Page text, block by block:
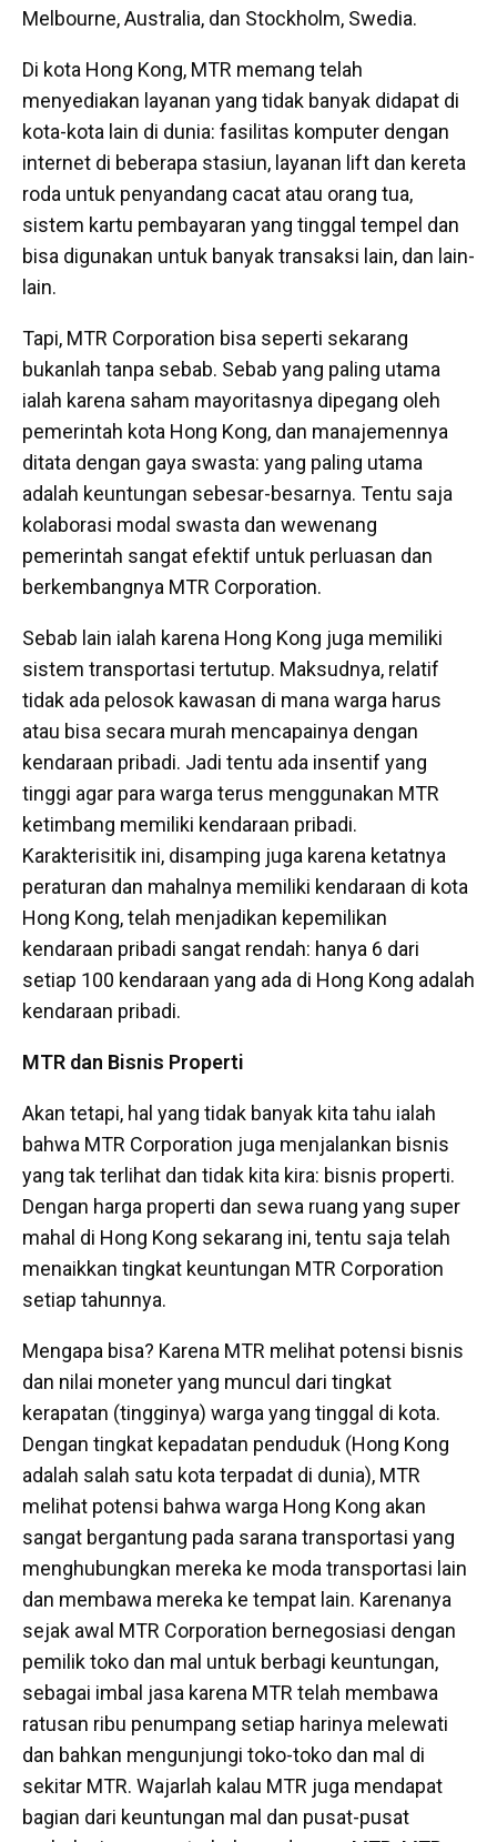
Melbourne, Australia, dan Stockholm, Swedia.
Di kota Hong Kong, MTR memang telah
menyediakan layanan yang tidak banyak didapat di
kota-kota lain di dunia: fasilitas komputer dengan
internet di beberapa stasiun, layanan lift dan kereta
roda untuk penyandang cacat atau orang tua,
sistem kartu pembayaran yang tinggal tempel dan
bisa digunakan untuk banyak transaksi lain, dan lain-
lain.
Tapi, MTR Corporation bisa seperti sekarang
bukanlah tanpa sebab. Sebab yang paling utama
ialah karena saham mayoritasnya dipegang oleh
pemerintah kota Hong Kong, dan manajemennya
ditata dengan gaya swasta: yang paling utama
adalah keuntungan sebesar-besarnya. Tentu saja
kolaborasi modal swasta dan wewenang
pemerintah sangat efektif untuk perluasan dan
berkembangnya MTR Corporation.
Sebab lain ialah karena Hong Kong juga memiliki
sistem transportasi tertutup. Maksudnya, relatif
tidak ada pelosok kawasan di mana warga harus
atau bisa secara murah mencapainya dengan
kendaraan pribadi. Jadi tentu ada insentif yang
tinggi agar para warga terus menggunakan MTR
ketimbang memiliki kendaraan pribadi.
Karakterisitik ini, disamping juga karena ketatnya
peraturan dan mahalnya memiliki kendaraan di kota
Hong Kong, telah menjadikan kepemilikan
kendaraan pribadi sangat rendah: hanya 6 dari
setiap 100 kendaraan yang ada di Hong Kong adalah
kendaraan pribadi.
MTR dan Bisnis Properti
Akan tetapi, hal yang tidak banyak kita tahu ialah
bahwa MTR Corporation juga menjalankan bisnis
yang tak terlihat dan tidak kita kira: bisnis properti.
Dengan harga properti dan sewa ruang yang super
mahal di Hong Kong sekarang ini, tentu saja telah
menaikkan tingkat keuntungan MTR Corporation
setiap tahunnya.
Mengapa bisa? Karena MTR melihat potensi bisnis
dan nilai moneter yang muncul dari tingkat
kerapatan (tingginya) warga yang tinggal di kota.
Dengan tingkat kepadatan penduduk (Hong Kong
adalah salah satu kota terpadat di dunia), MTR
melihat potensi bahwa warga Hong Kong akan
sangat bergantung pada sarana transportasi yang
menghubungkan mereka ke moda transportasi lain
dan membawa mereka ke tempat lain. Karenanya
sejak awal MTR Corporation bernegosiasi dengan
pemilik toko dan mal untuk berbagi keuntungan,
sebagai imbal jasa karena MTR telah membawa
ratusan ribu penumpang setiap harinya melewati
dan bahkan mengunjungi toko-toko dan mal di
sekitar MTR. Wajarlah kalau MTR juga mendapat
bagian dari keuntungan mal dan pusat-pusat